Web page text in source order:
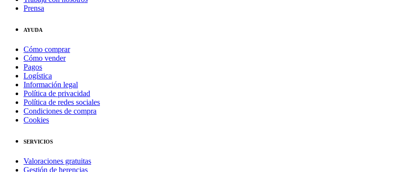
Prensa
AYUDA
Cómo comprar
Cómo vender
Pagos
Logística
Información legal
Política de privacidad
Política de redes sociales
Condiciones de compra
Cookies
SERVICIOS
Valoraciones gratuitas
Gestión de herencias